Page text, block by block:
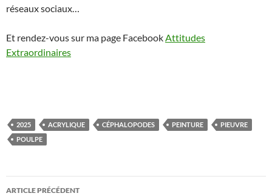
réseaux sociaux…
Et rendez-vous sur ma page Facebook Attitudes
Extraordinaires
2025 ACRYLIQUE CÉPHALOPODES PEINTURE
PIEUVRE
POULPE
Navigation
ARTICLE PRÉCÉDENT